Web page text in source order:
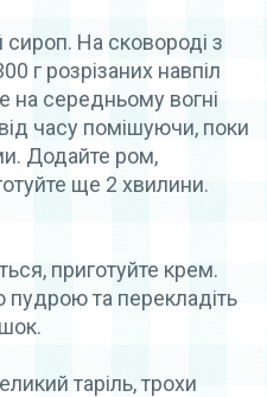
На сковороді з
г розрізаних навпіл
на середньому вогні
часу помішуючи, поки
Додайте ром,
ще 2 хвилини.
приготуйте крем.
та перекладіть
таріль, трохи